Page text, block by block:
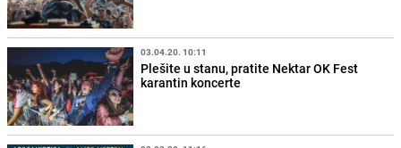
03.04.20. 10:11
Plešite u stanu, pratite Nektar OK Fest
karantin koncerte